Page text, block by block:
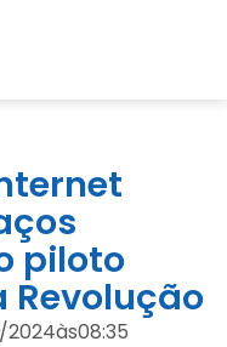
piloto
Revolução
2024às08:35